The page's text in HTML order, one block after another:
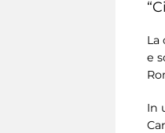
La
e
In